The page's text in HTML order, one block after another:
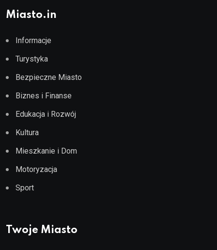
Miasto.in
Informacje
Turystyka
Bezpieczne Miasto
Biznes i Finanse
Edukacja i Rozwój
Kultura
Mieszkanie i Dom
Motoryzacja
Sport
Twoje Miasto